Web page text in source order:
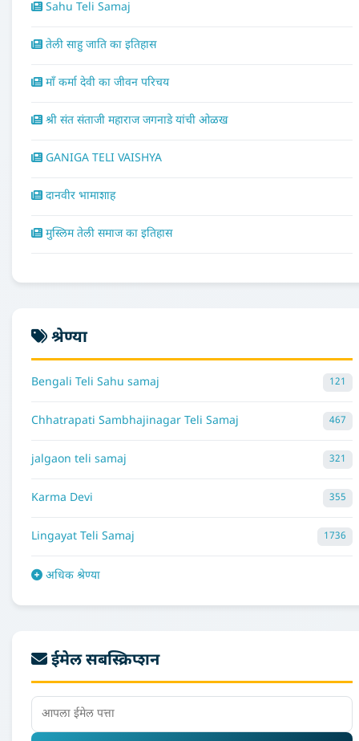
Sahu Teli Samaj
तेली साहु जाति का इतिहास
माँ कर्मा देवी का जीवन परिचय
श्री संत संताजी महाराज जगनाडे यांची ओळख
GANIGA TELI VAISHYA
दानवीर भामाशाह
मुस्लिम तेली समाज का इतिहास
श्रेण्या
Bengali Teli Sahu samaj 121
Chhatrapati Sambhajinagar Teli Samaj 467
jalgaon teli samaj 321
Karma Devi 355
Lingayat Teli Samaj 1736
अधिक श्रेण्या
ईमेल सबस्क्रिप्शन